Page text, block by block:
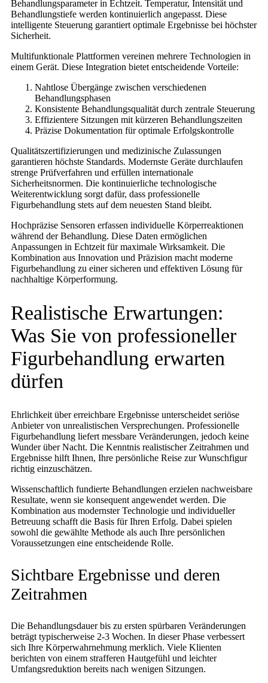
Behandlungsparameter in Echtzeit. Temperatur, Intensität und
Behandlungstiefe werden kontinuierlich angepasst. Diese
intelligente Steuerung garantiert optimale Ergebnisse bei höchster
Sicherheit.
Multifunktionale Plattformen vereinen mehrere Technologien in
einem Gerät. Diese Integration bietet entscheidende Vorteile:
Nahtlose Übergänge zwischen verschiedenen
Behandlungsphasen
Konsistente Behandlungsqualität durch zentrale Steuerung
Effizientere Sitzungen mit kürzeren Behandlungszeiten
Präzise Dokumentation für optimale Erfolgskontrolle
Qualitätszertifizierungen und medizinische Zulassungen
garantieren höchste Standards. Modernste Geräte durchlaufen
strenge Prüfverfahren und erfüllen internationale
Sicherheitsnormen. Die kontinuierliche technologische
Weiterentwicklung sorgt dafür, dass professionelle
Figurbehandlung stets auf dem neuesten Stand bleibt.
Hochpräzise Sensoren erfassen individuelle Körperreaktionen
während der Behandlung. Diese Daten ermöglichen
Anpassungen in Echtzeit für maximale Wirksamkeit. Die
Kombination aus Innovation und Präzision macht moderne
Figurbehandlung zu einer sicheren und effektiven Lösung für
nachhaltige Körperformung.
Realistische Erwartungen:
Was Sie von professioneller
Figurbehandlung erwarten
dürfen
Ehrlichkeit über erreichbare Ergebnisse unterscheidet seriöse
Anbieter von unrealistischen Versprechungen. Professionelle
Figurbehandlung liefert messbare Veränderungen, jedoch keine
Wunder über Nacht. Die Kenntnis realistischer Zeitrahmen und
Ergebnisse hilft Ihnen, Ihre persönliche Reise zur Wunschfigur
richtig einzuschätzen.
Wissenschaftlich fundierte Behandlungen erzielen nachweisbare
Resultate, wenn sie konsequent angewendet werden. Die
Kombination aus modernster Technologie und individueller
Betreuung schafft die Basis für Ihren Erfolg. Dabei spielen
sowohl die gewählte Methode als auch Ihre persönlichen
Voraussetzungen eine entscheidende Rolle.
Sichtbare Ergebnisse und deren
Zeitrahmen
Die Behandlungsdauer bis zu ersten spürbaren Veränderungen
beträgt typischerweise 2-3 Wochen. In dieser Phase verbessert
sich Ihre Körperwahrnehmung merklich. Viele Klienten
berichten von einem strafferen Hautgefühl und leichter
Umfangsreduktion bereits nach wenigen Sitzungen.